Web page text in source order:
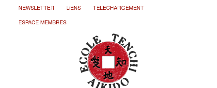
NEWSLETTER LiENS
TELECHARGEMENT
ESPACE MEMBRES